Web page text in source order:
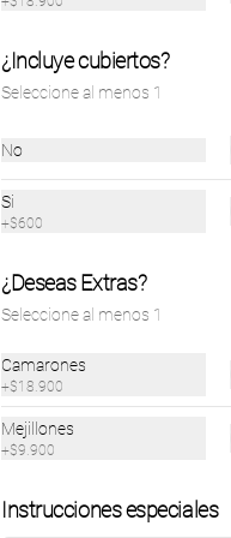
Milanesa de
¿Incluye cubiertos?
Seleccione al menos 1
No
Si
+$600
¿Deseas Extras?
Seleccione al menos 1
Camarones
+$18.900
Mejillones
+$9.900
Instrucciones especiales